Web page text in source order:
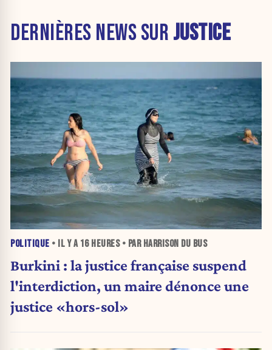
DERNIÈRES NEWS SUR JUSTICE
POLITIQUE • IL Y A 16 HEURES• PAR HARRISON DU BUS
Burkini : la justice française suspend
l'interdiction, un maire dénonce une
justice «hors-sol»